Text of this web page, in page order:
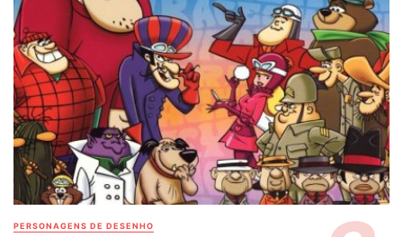
PERSONAGENS DE DESENHO